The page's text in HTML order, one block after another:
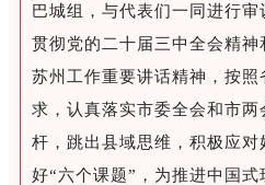
巴城组，与代表们一同进行
贯彻党的二十届三中全会精神
苏州工作重要讲话精神，按
求，认真落实市委全会和市
杆，跳出县域思维，积极应
好“六个课题”，为推进中国